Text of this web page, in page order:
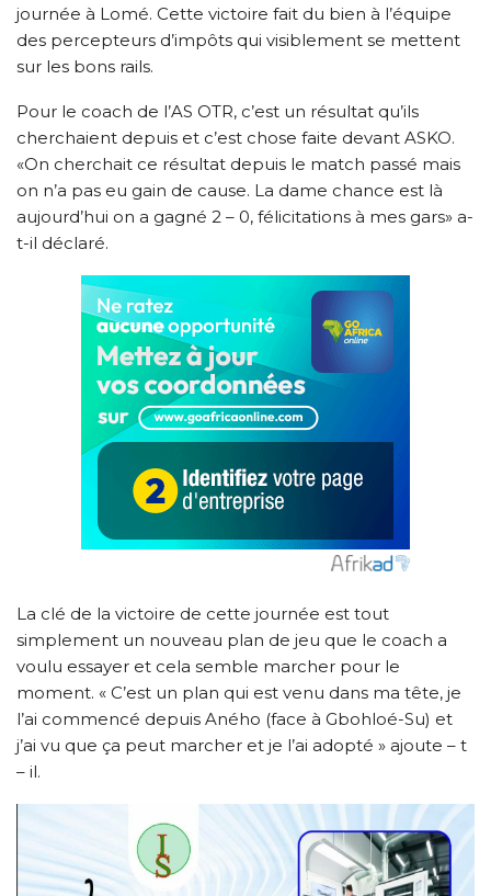
journée à Lomé. Cette victoire fait du bien à l’équipe
des percepteurs d’impôts qui visiblement se mettent
sur les bons rails.
Pour le coach de l’AS OTR, c’est un résultat qu’ils
cherchaient depuis et c’est chose faite devant ASKO.
«On cherchait ce résultat depuis le match passé mais
on n’a pas eu gain de cause. La dame chance est là
aujourd’hui on a gagné 2 – 0, félicitations à mes gars» a-
t-il déclaré.
La clé de la victoire de cette journée est tout
simplement un nouveau plan de jeu que le coach a
voulu essayer et cela semble marcher pour le
moment. « C’est un plan qui est venu dans ma tête, je
l’ai commencé depuis Aného (face à Gbohloé-Su) et
j’ai vu que ça peut marcher et je l’ai adopté » ajoute – t
– il.